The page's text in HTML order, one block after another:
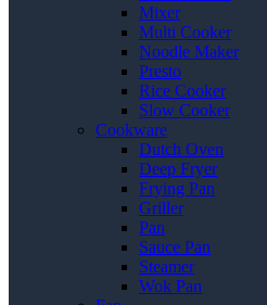
Mixer
Multi Cooker
Noodle Maker
Presto
Rice Cooker
Slow Cooker
Cookware
Dutch Oven
Deep Fryer
Frying Pan
Griller
Pan
Sauce Pan
Steamer
Wok Pan